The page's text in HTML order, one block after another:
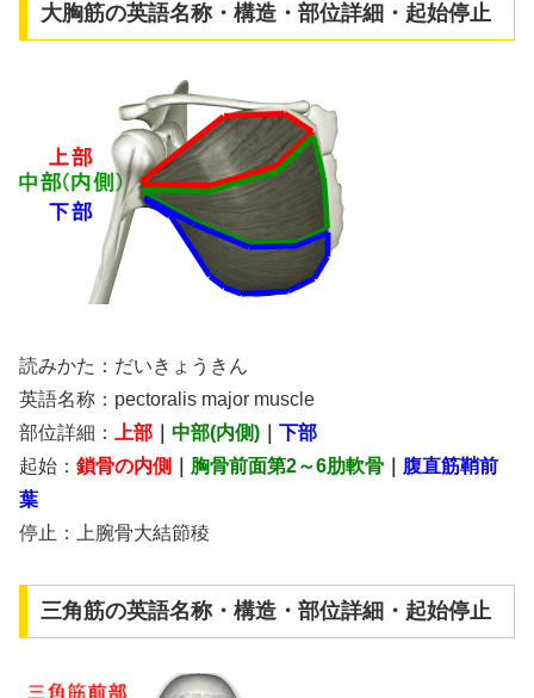
大胸筋の英語名称・構造・部位詳細・起始停止
読みかた：だいきょうきん
英語名称：pectoralis major muscle
部位詳細：
上部 中部(内側)
下部
起始： 鎖骨の内側 胸骨前面第2～6肋軟骨
腹直筋鞘前
葉
停止：上腕骨大結節稜
三角筋の英語名称・構造・部位詳細・起始停止